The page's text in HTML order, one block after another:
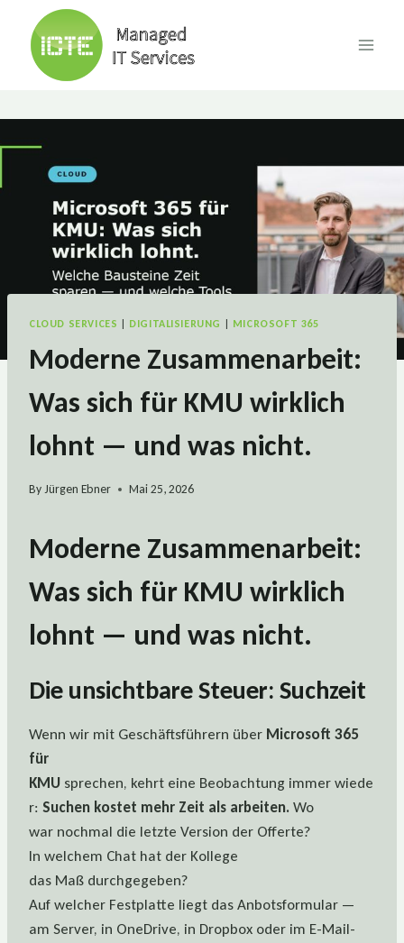
content
CLOUD SERVICES | DIGITALISIERUNG | MICROSOFT 365
Moderne Zusammenarbeit:
Was sich für KMU wirklich
lohnt — und was nicht.
ByJürgen Ebner Mai 25, 2026
Moderne Zusammenarbeit:
Was sich für KMU wirklich
lohnt — und was nicht.
Die unsichtbare Steuer: Suchzeit
Wenn wir mit Geschäftsführern über Microsoft 365
für
KMU sprechen, kehrt eine Beobachtung immer wiede
r: Suchen kostet mehr Zeit als arbeiten. Wo
war nochmal die letzte Version der Offerte?
In welchem Chat hat der Kollege
das Maß durchgegeben?
Auf welcher Festplatte liegt das Anbotsformular —
am Server, in OneDrive, in Dropbox oder im E-Mail-